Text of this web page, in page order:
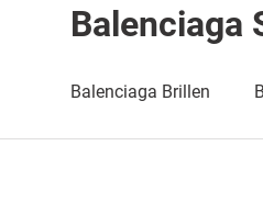
Balenciaga
Balenciaga Brillen